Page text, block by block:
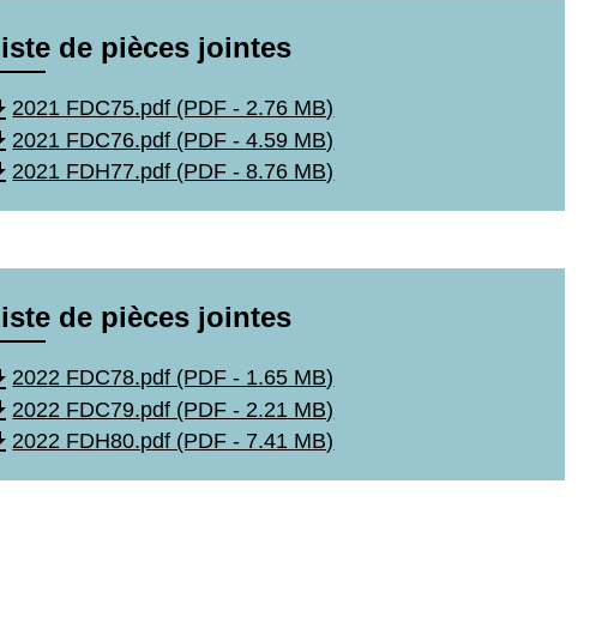
de pièces jointes
2021 FDC75.pdf (PDF - 2.76 MB)
2021 FDC76.pdf (PDF - 4.59 MB)
2021 FDH77.pdf (PDF - 8.76 MB)
de pièces jointes
2022 FDC78.pdf (PDF - 1.65 MB)
2022 FDC79.pdf (PDF - 2.21 MB)
2022 FDH80.pdf (PDF - 7.41 MB)